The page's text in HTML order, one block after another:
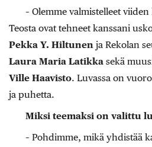
– Olemme valmistelleet
Teosta ovat tehneet kanssani
Pekka Y. Hiltunen ja Rekolan
Laura Maria Latikka sekä
Ville Haavisto. Luvassa on
ja puhetta.
Miksi teemaksi on valittu
– Pohdimme, mikä yhdistää